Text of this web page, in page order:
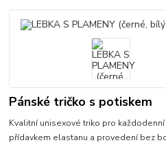
Pánské tričko s potiskem
Kvalitní unisexové triko pro
přídavkem elastanu a provedení bez